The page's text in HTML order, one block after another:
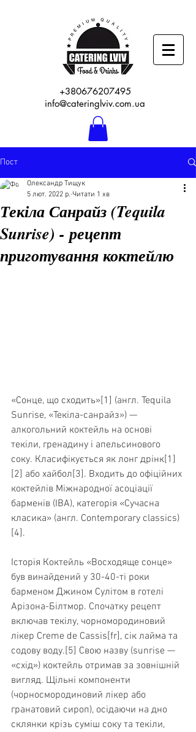
+380676207495
info@cateringlviv.com.ua
Пост
Текіла Санрайз (Tequila
Sunrise) - рецепт
приготування коктейлю
Олександр Тищук
5 лют. 2022 р. Читати 1 хв
«Сонце, що сходить»[1] (англ. Tequila
Sunrise, «Текіла-санрайз») —
алкогольний коктейль на основі
текіли, гренадину і апельсинового
соку. Класифікується як лонг дрінк[1]
[2] або хайбол[3]. Входить до офіційних
коктейлів Міжнародної асоціації
барменів (IBA), категорія «Сучасна
класика» (англ. Contemporary classics)
[4].
Історія Коктейль «Восходяще сонце»
був винайдений у 30-40-ті роки
барменом Джином Сулітом в готелі
Арізона-Білтмор. Спочатку рецепт
включав текілу, чорномородиновий
лікер Creme de Cassis[fr], сік лайма та
содову воду.[5] Свою назву (sunrise —
«схід») коктейль отримав за зовнішній
вигляд. Щільні компоненти
(чорносмородиновий лікер або
гранатовий сироп), осідаючи на дно
склянки крізь суміш соку та текіли,